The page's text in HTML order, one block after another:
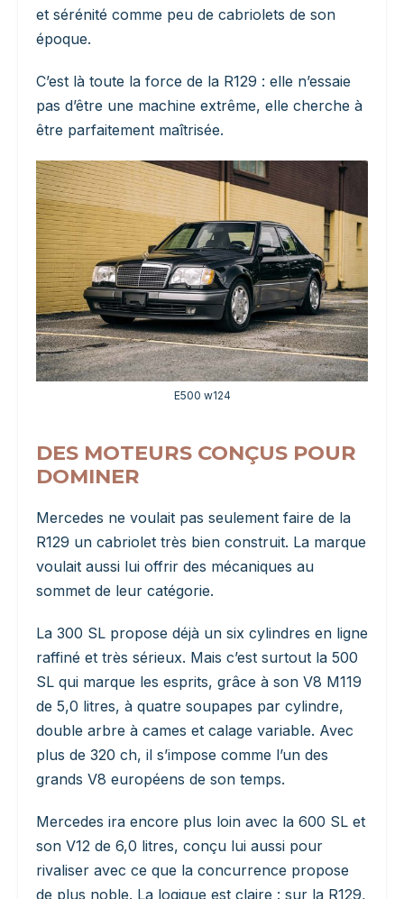
et sérénité comme peu de cabriolets de son
époque.
C’est là toute la force de la R129 : elle n’essaie
pas d’être une machine extrême, elle cherche à
être parfaitement maîtrisée.
E500 w124
DES MOTEURS CONÇUS POUR
DOMINER
Mercedes ne voulait pas seulement faire de la
R129 un cabriolet très bien construit. La marque
voulait aussi lui offrir des mécaniques au
sommet de leur catégorie.
La 300 SL propose déjà un six cylindres en ligne
raffiné et très sérieux. Mais c’est surtout la 500
SL qui marque les esprits, grâce à son V8 M119
de 5,0 litres, à quatre soupapes par cylindre,
double arbre à cames et calage variable. Avec
plus de 320 ch, il s’impose comme l’un des
grands V8 européens de son temps.
Mercedes ira encore plus loin avec la 600 SL et
son V12 de 6,0 litres, conçu lui aussi pour
rivaliser avec ce que la concurrence propose
de plus noble. La logique est claire : sur la R129,